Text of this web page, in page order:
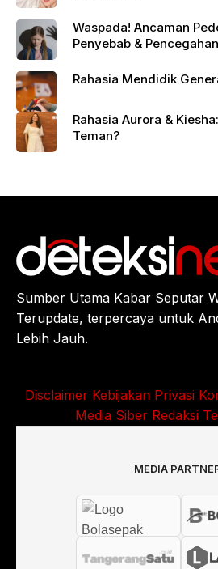
Waspada! Ancaman
Penyebab &
Rahasia Mendidik
Rahasia Aurora &
Teman?
Sumber Utama Kabar Seputar
Terupdate, terpercaya untuk
Lebih Jauh.
Disclaimer Kebijakan Privasi
Media Siber Redaksi
MEDIA